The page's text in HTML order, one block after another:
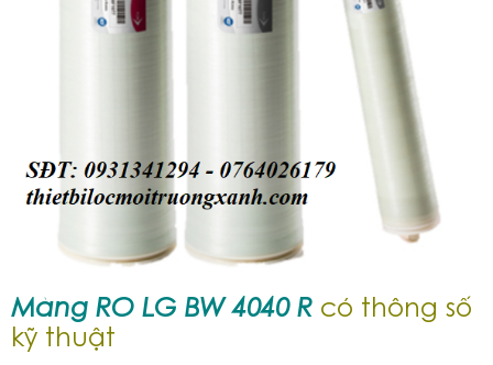
Màng RO LG BW 4040 R có thông số
kỹ thuật